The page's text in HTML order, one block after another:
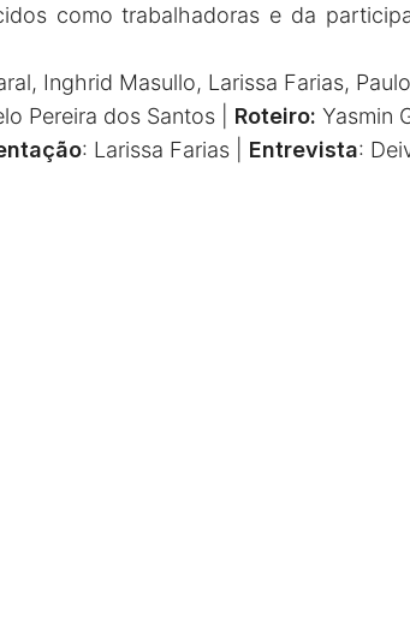
como trabalhadoras e da
Inghrid Masullo, Larissa Farias,
Pereira dos Santos | Roteiro: Yasmin
: Larissa Farias | Entrevista: